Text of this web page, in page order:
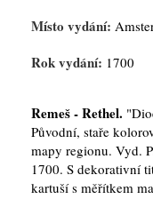
Místo vydání:
Rok vydání: 1700
Remeš - Rethel.
Původní, staře
mapy regionu. Vyd.
1700. S dekorativní
kartuší s měřítkem